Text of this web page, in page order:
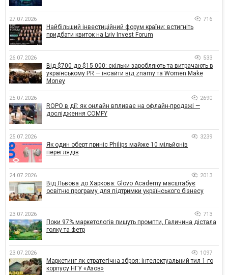
27.07.2026 716
Найбільший інвестиційний форум країни: встигніть
придбати квиток на Lviv Invest Forum
26.07.2026 533
Від $700 до $15 000: скільки заробляють та витрачають в
українському PR — інсайти від znamy та Women Make
Money
25.07.2026 2690
ROPO в дії: як онлайн впливає на офлайн-продажі —
дослідження COMFY
25.07.2026 3239
Як один оберт приніс Philips майже 10 мільйонів
переглядів
24.07.2026 2013
Від Львова до Харкова: Glovo Academy масштабує
освітню програму для підтримки українського бізнесу
23.07.2026 713
Поки 97% маркетологів пишуть промпти, Галичина дістала
голку та фетр
23.07.2026 1097
Маркетинг як стратегічна зброя: інтелектуальний тил 1-го
корпусу НГУ «Азов»